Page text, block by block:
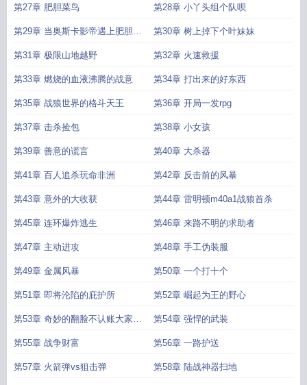
第27章 肥胆菜鸟 第28章 小丫头组个队呗
第29章 当奥斯卡影帝遇上肥胆菜
鸟
第30章 树上掉下个叶妹妹
第31章 极限山地越野 第32章 火速救援
第33章 燃烧的血液沸腾的战意 第34章 打出来的好东西
第35章 战狼世界的格斗天王 第36章 开局一发rpg
第37章 击杀捡包 第38章 小女孩
第39章 善意的谎言 第40章 大杀器
第41章 百人追杀玩命非洲 第42章 反击前的风暴
第43章 意外的大收获 第44章 雷明顿m40a1战狼首杀
第45章 连环爆炸逃生 第46章 来路不明的求助者
第47章 主动进攻 第48章 手工伪装服
第49章 金属风暴 第50章 一个打十个
第51章 即将沦陷的庇护所 第52章 崛起为王的野心
第53章 奇妙的翻脸不认账大家都
笑了
第54章 强悍的武装
第55章 战争财富 第56章 一路护送
第57章 火箭弹vs狙击弹 第58章 陆战神器扫地